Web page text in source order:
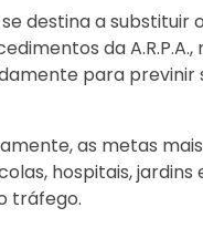
destina a
da
para previnir
as metas
hospitais,
tráfego.